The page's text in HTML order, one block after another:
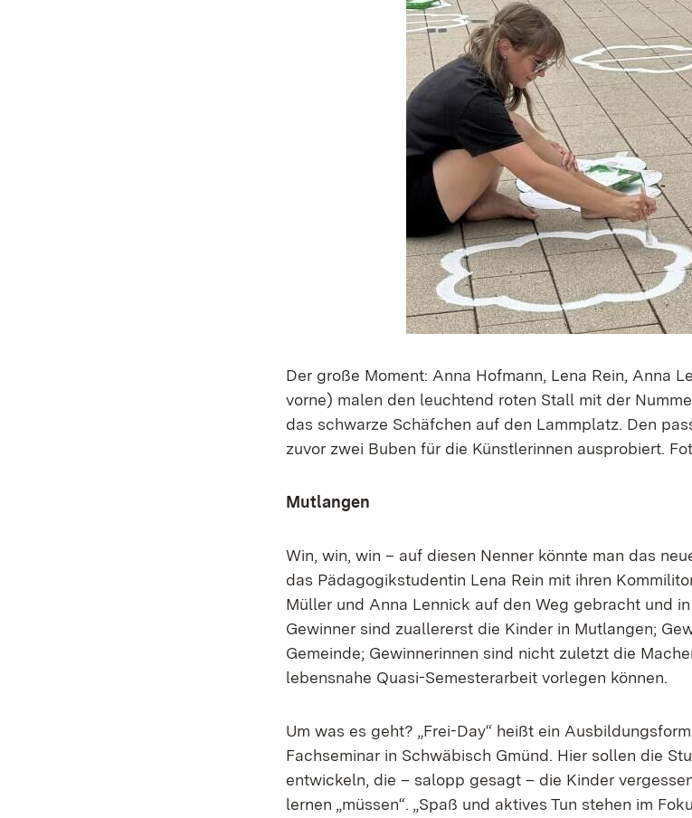
Der große Moment: Anna Hofmann, Lena Rein, Anna
vorne) malen den leuchtend roten Stall mit der
das schwarze Schäfchen auf den Lammplatz. Den
zuvor zwei Buben für die Künstlerinnen ausprobiert.
Mutlangen
Win, win, win – auf diesen Nenner könnte man das
das Pädagogikstudentin Lena Rein mit ihren
Müller und Anna Lennick auf den Weg gebracht und
Gewinner sind zuallererst die Kinder in Mutlangen;
Gemeinde; Gewinnerinnen sind nicht zuletzt die
lebensnahe Quasi-Semesterarbeit vorlegen können.
Um was es geht? „Frei-Day“ heißt ein
Fachseminar in Schwäbisch Gmünd. Hier sollen die
entwickeln, die – salopp gesagt – die Kinder
lernen „müssen“. „Spaß und aktives Tun stehen im